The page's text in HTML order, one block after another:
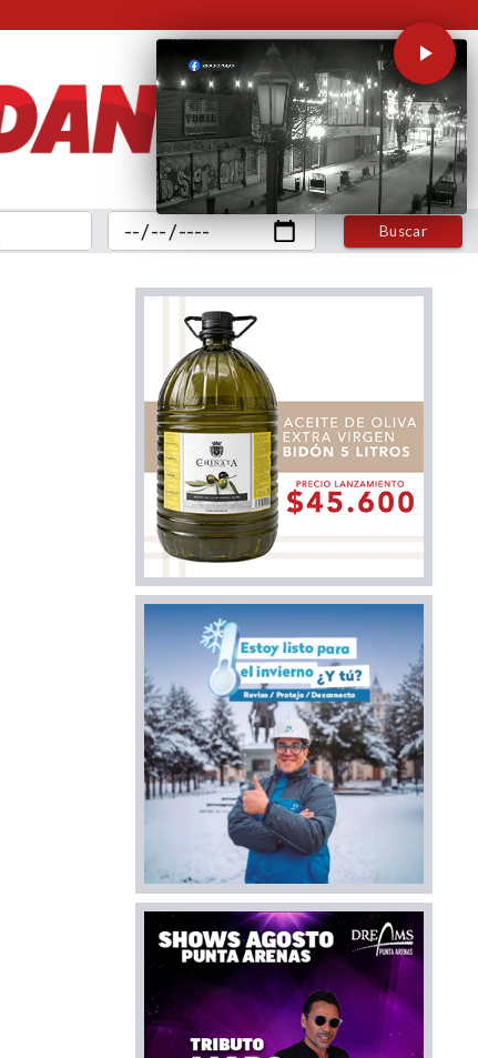
Buscar